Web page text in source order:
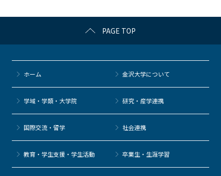
PAGE TOP
ホーム 金沢大学について
学域・学類・大学院 研究・産学連携
国際交流・留学 社会連携
教育・学生支援・学生活動 卒業生・生涯学習